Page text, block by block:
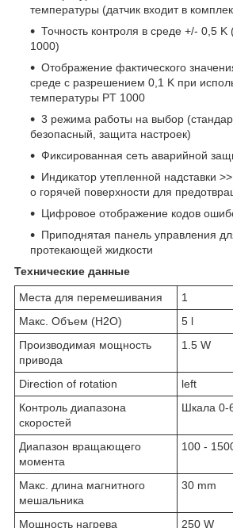
температуры (датчик входит в
Точность контроля в среде +/- 0,5 K
1000)
Отображение фактического
среде с разрешением 0,1 K при
температуры PT 1000
3 режима работы на выбор
безопасный, защита настроек)
Фиксированная сеть аварийной
Индикатор утепленной надставки
о горячей поверхности для
Цифровое отображение кодов
Приподнятая панель управления
протекающей жидкости
Технические данные
Места для перемешивания
1
Макс. Объем (H2O)
5 l
Производимая мощность
привода
1.5 W
Direction of rotation
left
Контроль диапазона
скоростей
Шкала 0-
Диапазон вращающего
момента
100 -
Макс. длина магнитного
мешальника
30 mm
Мощность нагрева 250 W